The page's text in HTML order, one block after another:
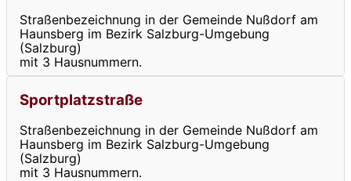
Straßenbezeichnung in der Gemeinde Nußdorf am
Haunsberg im Bezirk Salzburg-Umgebung
(Salzburg)
mit 3 Hausnummern.
Sportplatzstraße
Straßenbezeichnung in der Gemeinde Nußdorf am
Haunsberg im Bezirk Salzburg-Umgebung
(Salzburg)
mit 3 Hausnummern.